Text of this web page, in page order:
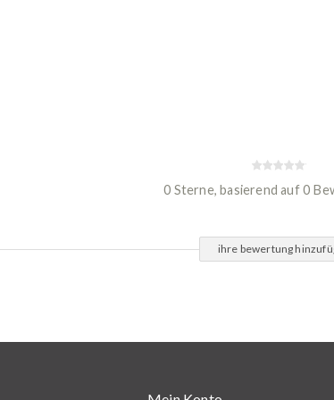
0 Sterne, basierend auf 0
ihre bewertung